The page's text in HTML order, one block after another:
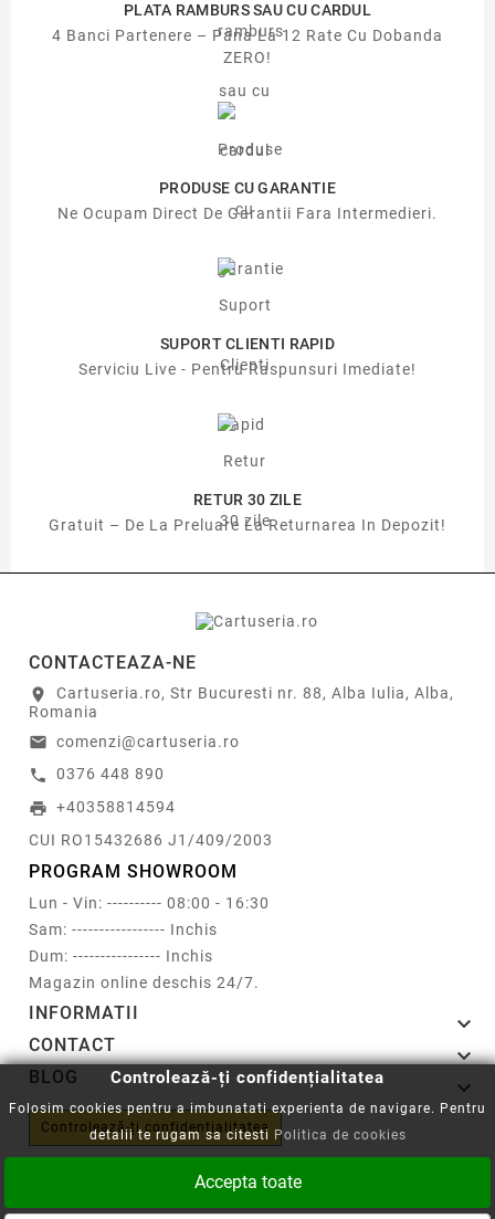
PLATA RAMBURS SAU CU CARDUL
4 Banci Partenere – Pana La 12 Rate Cu Dobanda
ZERO!
PRODUSE CU GARANTIE
Ne Ocupam Direct De Garantii Fara Intermedieri.
SUPORT CLIENTI RAPID
Serviciu Live - Pentru Raspunsuri Imediate!
RETUR 30 ZILE
Gratuit – De La Preluare La Returnarea In Depozit!
CONTACTEAZA-NE
location_on
Cartuseria.ro, Str Bucuresti nr. 88, Alba Iulia, Alba,
Romania
email comenzi@cartuseria.ro
call 0376 448 890
print +40358814594
CUI RO15432686 J1/409/2003
PROGRAM SHOWROOM
Lun - Vin: ---------- 08:00 - 16:30
Sam: ----------------- Inchis
Dum: ---------------- Inchis
Magazin online deschis 24/7.
INFORMATII 
CONTACT 
BLOG 
Controlează-ți confidențialitatea
Controlează-ți confidențialitatea
Folosim cookies pentru a imbunatati experienta de navigare. Pentru
detalii te rugam sa citesti Politica de cookies
Accepta toate